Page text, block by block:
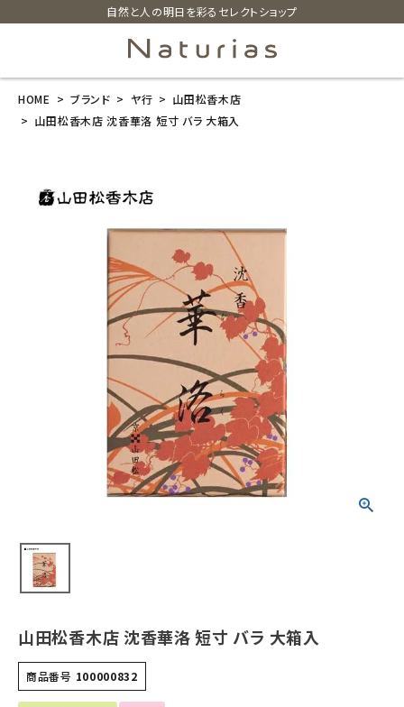
自然と人の明日を彩るセレクトショップ
search
カテゴリーから探す
美容・コスメ・香水
衛生用品
日用品雑貨
フェムケア
HOME ブランド ヤ行
山田松香木店
山田松香木店 沈香華洛 短寸 バラ 大箱入
山田松香木店 沈香華洛 短寸 バラ 大箱入
商品番号 100000832